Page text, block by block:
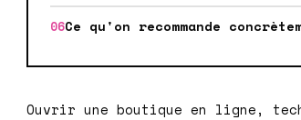
Ce qu'on recommande
Ouvrir une boutique en ligne,